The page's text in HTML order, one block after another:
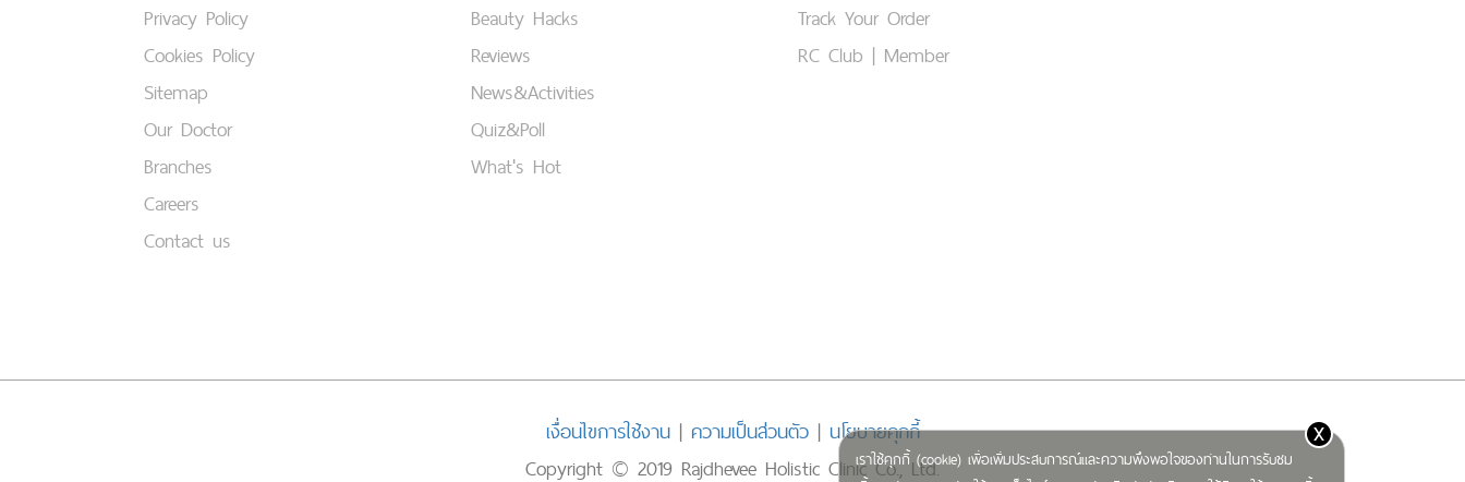
เราใช้คุกกี้ (cookie) เพื่อเพิ่มประสบการณ์และความพึงพอใจของท่านในการรับชม
x
Privacy Policy
Cookies Policy
Sitemap
Our Doctor
Branches
Careers
Contact us
Beauty Hacks
Reviews
News&Activities
Quiz&Poll
What's Hot
Track Your Order
RC Club | Member
เงื่อนไขการใช้งาน| ความเป็นส่วนตัว| นโยบายคุกกี้
Copyright © 2019 Rajdhevee Holistic Clinic Co., Ltd.